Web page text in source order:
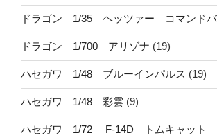
ドラゴン 1/35 ヘッツァー コマンドバ
ドラゴン 1/700 アリゾナ (19)
ハセガワ 1/48 ブルーインパルス (19)
ハセガワ 1/48 彩雲 (9)
ハセガワ 1/72 F-14D トムキャット